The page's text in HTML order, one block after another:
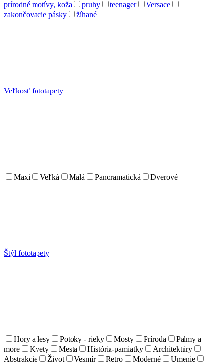
prírodné motívy, koža
pruhy teenager
Versace
zakončovacie pásky
žíhané
Veľkosť fototapety
Maxi Veľká Malá Panoramatická Dverové
Štýl fototapety
Hory a lesy Potoky - rieky Mosty Príroda
Palmy a
more
Kvety Mesta História-pamiatky
Architektúry
Abstrakcie
Život Vesmír Retro Moderné
Umenie